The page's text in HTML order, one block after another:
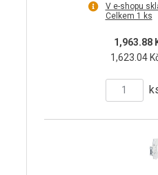
V e-shopu
Celkem 1 ks
1,963.88
1,623.04